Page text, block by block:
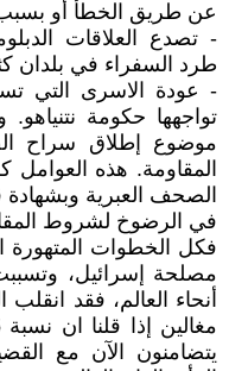
عن طريق الخطأ أو بسبب
- تصدع العلاقات
طرد السفراء في بلدان
- عودة الاسرى التي
تواجهها حكومة
موضوع إطلاق سراح
المقاومة. هذه
الصحف العبرية وبشهادة
في الرضوخ لشروط
فكل الخطوات المتهورة
مصلحة إسرائيل،
أنحاء العالم، فقد
يتضامنون الآن مع